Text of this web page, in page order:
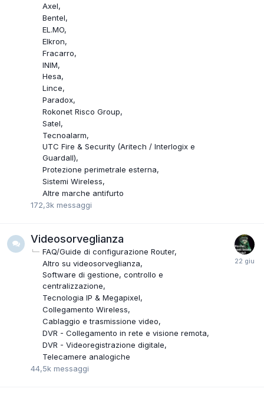
Axel
Bentel
EL.MO
Elkron
Fracarro
INIM
Hesa
Lince
Paradox
Rokonet Risco Group
Satel
Tecnoalarm
UTC Fire & Security (Aritech / Interlogix e
Guardall)
Protezione perimetrale esterna
Sistemi Wireless
Altre marche antifurto
172,3k messaggi
Videosorveglianza
FAQ/Guide di configurazione Router
Altro su videosorveglianza
Software di gestione, controllo e
centralizzazione
Tecnologia IP & Megapixel
Collegamento Wireless
Cablaggio e trasmissione video
DVR - Collegamento in rete e visione remota
DVR - Videoregistrazione digitale
Telecamere analogiche
44,5k messaggi